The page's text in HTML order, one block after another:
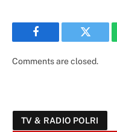
Facebook Twitter
Comments are closed.
TV & RADIO POLRI